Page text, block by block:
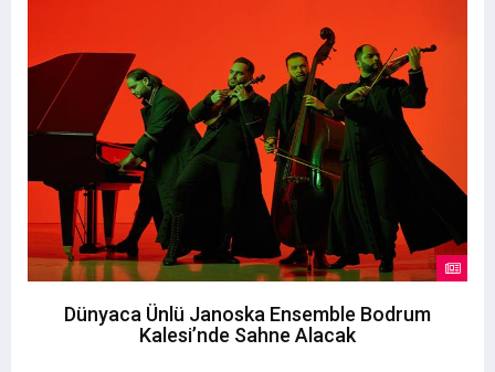
Dünyaca Ünlü Janoska Ensemble Bodrum
Kalesi’nde Sahne Alacak